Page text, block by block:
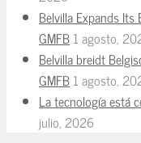
Belvilla Expands
GMFB1 agosto,
Belvilla breidt
GMFB1 agosto,
La tecnología está
julio, 2026